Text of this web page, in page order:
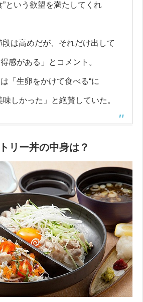
”という欲望を満たしてくれ
は高めだが、それだけ出して
感がある」とコメント。
「生卵をかけて食べる“に
味しかった」と絶賛していた。
リー丼の中身は？